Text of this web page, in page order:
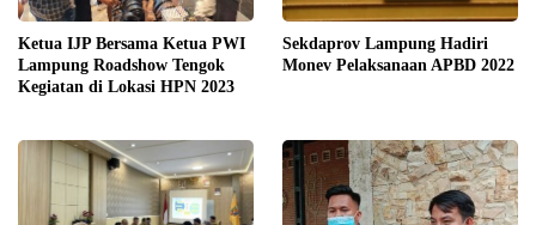
Ketua IJP Bersama Ketua PWI
Lampung Roadshow Tengok
Kegiatan di Lokasi HPN 2023
Sekdaprov Lampung Hadiri
Monev Pelaksanaan APBD 2022